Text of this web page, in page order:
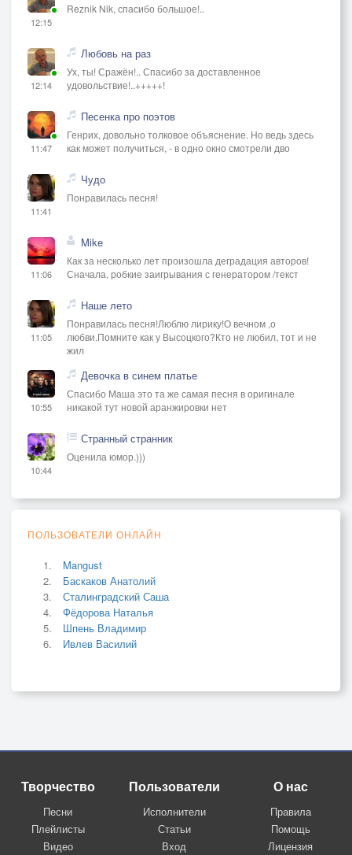
12:15
Reznik Nik, спасибо большое!..
12:14
Любовь на раз
Ух, ты! Сражён!.. Спасибо за доставленное
удовольствие!..+++++!
11:47
Песенка про поэтов
Генрих, довольно толковое объяснение. Но ведь здесь
как может получиться, - в одно окно смотрели дво
11:41
Чудо
Понравилась песня!
11:06
Mike
Как за несколько лет произошла деградация авторов!
Сначала, робкие заигрывания с генератором /текст
11:05
Наше лето
Понравилась песня!Люблю лирику!О вечном ,о
любви.Помните как у Высоцкого?Кто не любил, тот и не
жил
10:55
Девочка в синем платье
Спасибо Маша это та же самая песня в оригинале
никакой тут новой аранжировки нет
10:44
Странный странник
Оценила юмор.)))
ПОЛЬЗОВАТЕЛИ ОНЛАЙН
Mangust
Баскаков Анатолий
Сталинградский Саша
Фёдорова Наталья
Шпень Владимир
Ивлев Василий
Творчество
Песни
Плейлисты
Видео
Пользователи
Исполнители
Статьи
Вход
О нас
Правила
Помощь
Лицензия